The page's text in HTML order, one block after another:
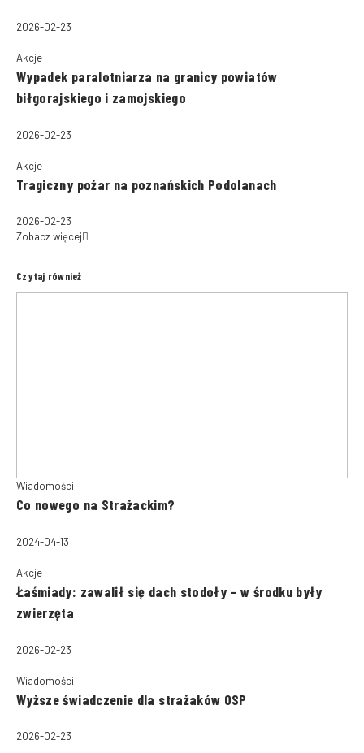
2026-02-23
Akcje
Wypadek paralotniarza na granicy powiatów
biłgorajskiego i zamojskiego
2026-02-23
Akcje
Tragiczny pożar na poznańskich Podolanach
2026-02-23
Zobacz więcej
Czytaj również
Wiadomości
Co nowego na Strażackim?
2024-04-13
Akcje
Łaśmiady: zawalił się dach stodoły – w środku były
zwierzęta
2026-02-23
Wiadomości
Wyższe świadczenie dla strażaków OSP
2026-02-23